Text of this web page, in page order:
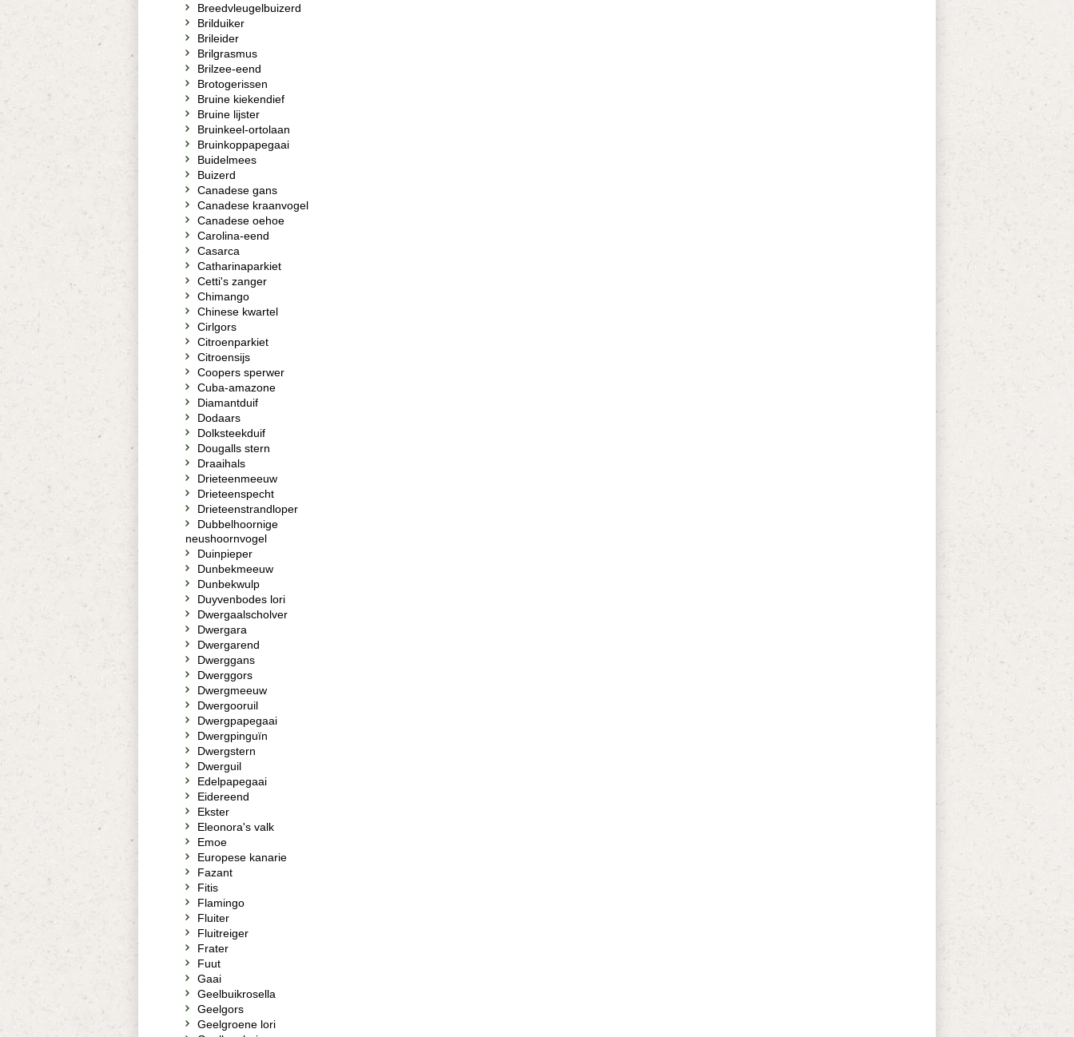
Breedvleugelbuizerd
Brilduiker
Brileider
Brilgrasmus
Brilzee-eend
Brotogerissen
Bruine kiekendief
Bruine lijster
Bruinkeel-ortolaan
Bruinkoppapegaai
Buidelmees
Buizerd
Canadese gans
Canadese kraanvogel
Canadese oehoe
Carolina-eend
Casarca
Catharinaparkiet
Cetti's zanger
Chimango
Chinese kwartel
Cirlgors
Citroenparkiet
Citroensijs
Coopers sperwer
Cuba-amazone
Diamantduif
Dodaars
Dolksteekduif
Dougalls stern
Draaihals
Drieteenmeeuw
Drieteenspecht
Drieteenstrandloper
Dubbelhoornige
neushoornvogel
Duinpieper
Dunbekmeeuw
Dunbekwulp
Duyvenbodes lori
Dwergaalscholver
Dwergara
Dwergarend
Dwerggans
Dwerggors
Dwergmeeuw
Dwergooruil
Dwergpapegaai
Dwergpinguïn
Dwergstern
Dwerguil
Edelpapegaai
Eidereend
Ekster
Eleonora's valk
Emoe
Europese kanarie
Fazant
Fitis
Flamingo
Fluiter
Fluitreiger
Frater
Fuut
Gaai
Geelbuikrosella
Geelgors
Geelgroene lori